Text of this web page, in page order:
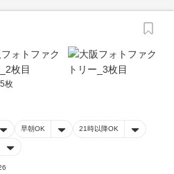
5枚
早朝OK 21時以降OK